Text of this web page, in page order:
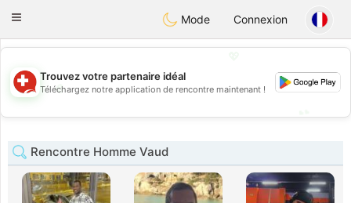
Suissi
Toggle
Mode Connexion
💖
💕
Trouvez votre partenaire idéal
Téléchargez notre application de rencontre maintenant !
Rencontre Homme Vaud